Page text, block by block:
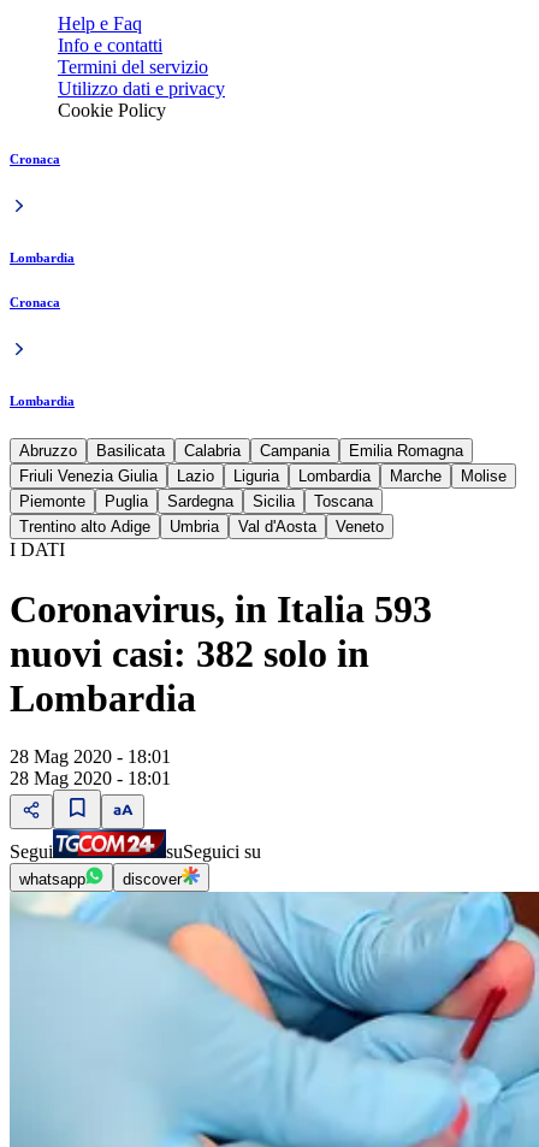
Help e Faq
Info e contatti
Termini del servizio
Utilizzo dati e privacy
Cookie Policy
Cronaca
Lombardia
Cronaca
Lombardia
Abruzzo Basilicata Calabria Campania
Emilia Romagna
Friuli Venezia Giulia
Lazio Liguria Lombardia Marche
Molise
Piemonte
Puglia Sardegna Sicilia
Toscana
Trentino alto Adige
Umbria Val d'Aosta Veneto
I DATI
Coronavirus, in Italia 593
nuovi casi: 382 solo in
Lombardia
28 Mag 2020 - 18:01
28 Mag 2020 - 18:01
Segui suSeguici su
whatsapp discover